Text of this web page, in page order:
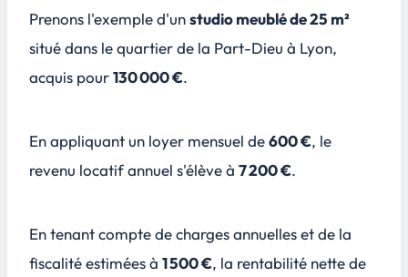
Prenons l'exemple d'unstudio meublé de 25 m²
situé dans le quartier de la Part-Dieu à Lyon,
acquis pour130 000 €.
En appliquant un loyer mensuel de600 €, le
revenu locatif annuel s'élève à 7 200 €.
En tenant compte de charges annuelles et de la
fiscalité estimées à 1 500 €, la rentabilité nette de